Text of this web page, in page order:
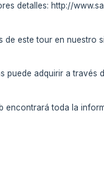
detalles: http://
de este tour en nuestro
puede adquirir a través
encontrará toda la